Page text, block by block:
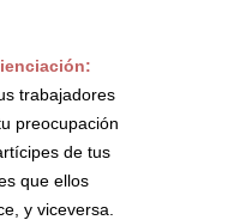
trabajadores
preocupación
de tus
que ellos
y viceversa.